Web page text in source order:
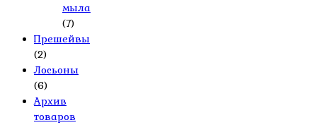
мыла
(7)
Прешейвы
(2)
Лосьоны
(6)
Архив
товаров